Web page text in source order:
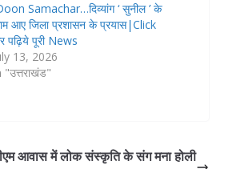
Samachar…दिव्यांग ‘ सुनील ’ के
आए जिला प्रशासन के प्रयास|Click
पढ़िये पूरी News
13, 2026
"उत्तराखंड"
आवास में लोक संस्कृति के संग मना होली